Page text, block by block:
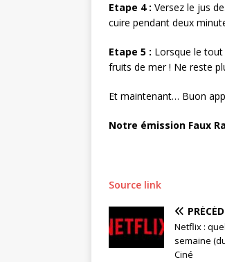
Etape 4 : Versez le jus
cuire pendant deux
Etape 5 : Lorsque le
fruits de mer ! Ne reste
Et maintenant… Buon
Notre émission Faux
Source link
Netflix :
semaine
Ciné